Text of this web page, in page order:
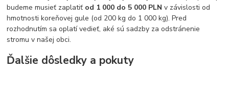
budeme musieť zaplatiť od 1 000 do 5 000 PLNv závislosti od
hmotnosti koreňovej gule (od 200 kg do 1 000 kg). Pred
rozhodnutím sa oplatí vedieť, aké sú sadzby za odstránenie
stromu v našej obci.
Ďalšie dôsledky a pokuty